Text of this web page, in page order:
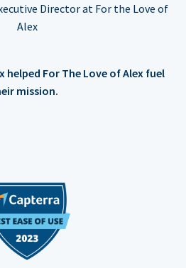
Director at For the Love of
Alex
For The Love of Alex fuel
mission.